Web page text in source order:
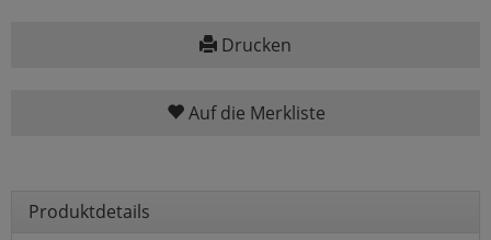
Drucken
Auf die Merkliste
Produktdetails